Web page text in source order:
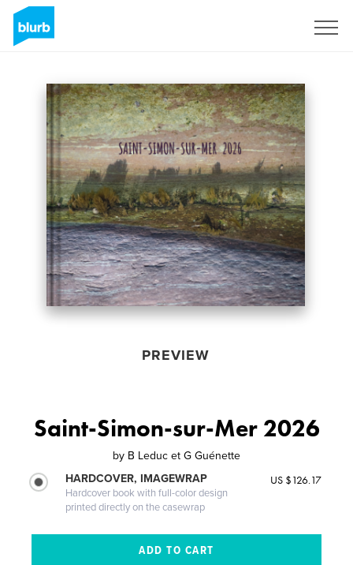
PREVIEW
Saint-Simon-sur-Mer 2026
by B Leduc et G Guénette
HARDCOVER, IMAGEWRAP
Hardcover book with full-color design
printed directly on the casewrap
US $126.17